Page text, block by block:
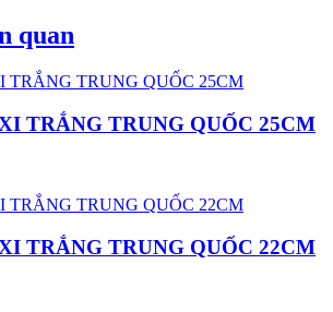
quan
TRẮNG TRUNG QUỐC 25CM
TRẮNG TRUNG QUỐC 22CM